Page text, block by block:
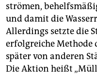
strömen,
und damit die
Allerdings setzte die
erfolgreiche
später von anderen
Die Aktion heißt